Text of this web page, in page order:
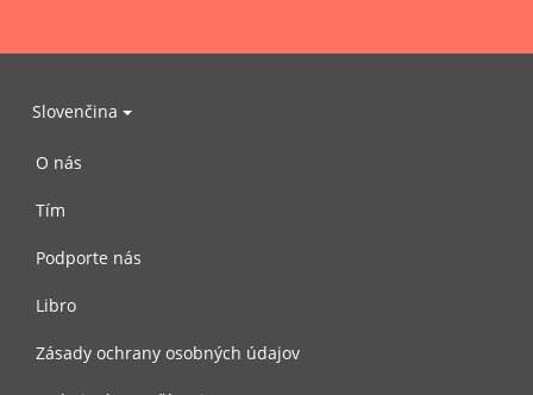
Slovenčina
O nás
Tím
Podporte nás
Libro
Zásady ochrany osobných údajov